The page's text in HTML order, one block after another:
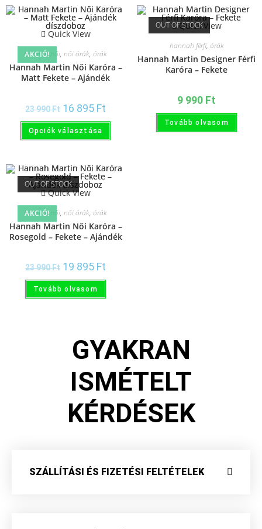
AKCIÓ!
Quick View
hannah női, női órák, órák
Hannah Martin Női Karóra –
Matt Fekete – Ajándék
23 990Ft 16 895 Ft
Opciók választása
OUT OF STOCK
Quick View
hannah férfi, órák
Hannah Martin Designer Férfi
Karóra – Fekete
9 990 Ft
Tovább olvasom
OUT OF STOCK
AKCIÓ!
Quick View
hannah női, női órák, órák
Hannah Martin Női Karóra –
Rosegold – Fekete – Ajándék
23 990Ft 19 895 Ft
Tovább olvasom
GYAKRAN
ISMÉTELT
KÉRDÉSEK
SZÁLLÍTÁSI ÉS FIZETÉSI FELTÉTELEK